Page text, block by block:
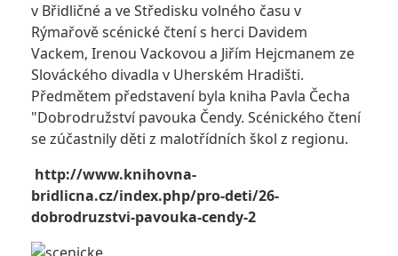
v Břidličné a ve Středisku volného času v
Rýmařově scénické čtení s herci Davidem
Vackem, Irenou Vackovou a Jiřím Hejcmanem ze
Slováckého divadla v Uherském Hradišti.
Předmětem představení byla kniha Pavla Čecha
"Dobrodružství pavouka Čendy. Scénického čtení
se zúčastnily děti z malotřídních škol z regionu.
http://www.knihovna-
bridlicna.cz/index.php/pro-deti/26-
dobrodruzstvi-pavouka-cendy-2